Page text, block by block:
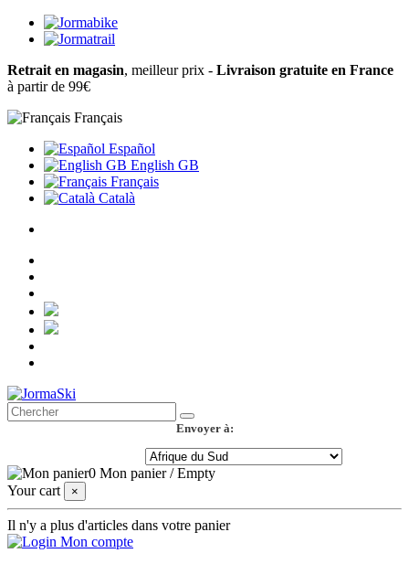
Retrait en magasin, meilleur prix - Livraison gratuite en France
à partir de 99€
Français
Español
English GB
Français
Català
Envoyer à:
0 Mon panier /Empty
Your cart
×
Il n'y a plus d'articles dans votre panier
Mon compte